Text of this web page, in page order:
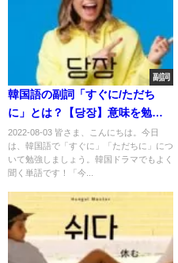
副詞
韓国語の副詞「すぐに/ただち
に」とは？【당장】意味を勉強
しよう！
2022-08-03 皆さま、こんにちは。今日
は、韓国語で「すぐに」「ただちに」につ
いて勉強しましょう。韓国ドラマでもよく
聞く単語です！「今...